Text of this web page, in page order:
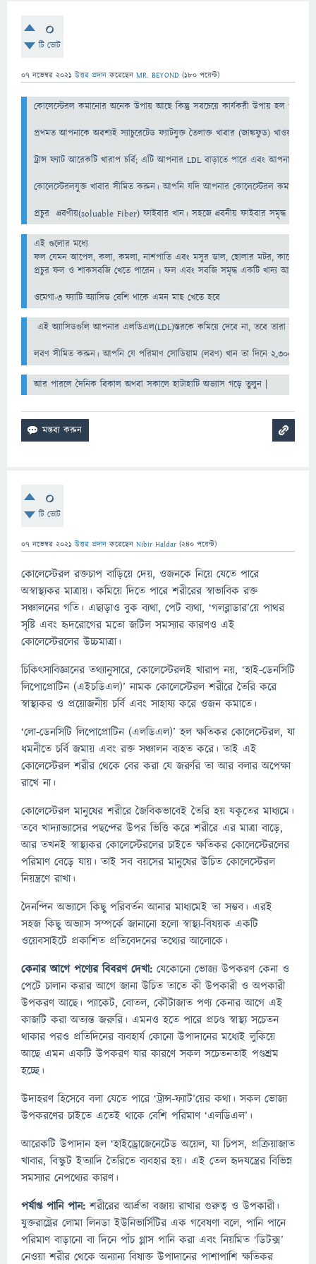
0
টি ভোট
07 নভেম্বর 2021 উত্তর প্রদান করেছেন MR. BEYOND (180 পয়েন্ট)
কোলেস্টেরল কমানোর অনেক উপায় আছে কিন্তু সবচেয়ে কার্যকরী উপায় হল
প্রথমত আপনাকে অবশ্যই স্যাচুরেটেড ফ্যাটযুক্ত তৈলাক্ত খাবার (জাঙ্কফুড) খাওয়া
ট্রান্স ফ্যাট আরেকটি খারাপ চর্বি; এটি আপনার LDL বাড়াতে পারে এবং আপনার
কোলেস্টেরলযুক্ত খাবার সীমিত করুন। আপনি যদি আপনার কোলেস্টেরল কমানোর
প্রচুর  দ্রবণীয়(soluable Fiber) ফাইবার খান। সহজে দ্রবনীয় ফাইবার সমৃদ্ধ
এই গুলোর মধ্যে
ফল যেমন আপেল, কলা, কমলা, নাশপাতি এবং মসুর ডাল, ছোলার মটর, কালো মটর
প্রচুর ফল ও শাকসবজি খেতে পারেন ৷ ফল এবং সবজি সমৃদ্ধ একটি খাদ্য আপনার
ওমেগা-৩ ফ্যাটি অ্যাসিড বেশি থাকে এমন মাছ খেতে হবে
এই অ্যাসিডগুলি আপনার এলডিএল(LDL)স্তরকে কমিয়ে দেবে না, তবে তারা
লবণ সীমিত করুন। আপনি যে পরিমাণ সোডিয়াম (লবণ) খান তা দিনে 2,300
আর পারলে দৈনিক বিকাল অথবা সকালে হাটাহাটি অভ্যাস গড়ে তুলুন |
0
টি ভোট
07 নভেম্বর 2021 উত্তর প্রদান করেছেন Nibir Haldar (240 পয়েন্ট)
কোলেস্টেরল রক্তচাপ বাড়িয়ে দেয়, ওজনকে নিয়ে যেতে পারে
অস্বাস্থ্যকর মাত্রায়। কমিয়ে দিতে পারে শরীরের স্বাভাবিক রক্ত
সঞ্চালনের গতি। এছাড়াও বুক ব্যথা, পেট ব্যথা, ‘গলব্লাডার’য়ে পাথর
সৃষ্টি এবং হৃদরোগের মতো জটিল সমস্যার কারণও এই
কোলেস্টেরলের উচ্চমাত্রা।
চিকিৎসাবিজ্ঞানের তথ্যানুসারে, কোলেস্টেরলই খারাপ নয়, ‘হাই-ডেনসিটি
লিপোপ্রোটিন (এইচডিএল)’ নামক কোলেস্টেরল শরীরে তৈরি করে
স্বাস্থ্যকর ও প্রয়োজনীয় চর্বি এবং সাহায্য করে ওজন কমাতে।
‘লো-ডেনসিটি লিপোপ্রোটিন (এলডিএল)’ হল ক্ষতিকর কোলেস্টেরল, যা
ধমনীতে চর্বি জমায় এবং রক্ত সঞ্চালন ব্যহত করে। তাই এই
কোলেস্টেরল শরীর থেকে বের করা যে জরুরি তা আর বলার অপেক্ষা
রাখে না।
কোলেস্টেরল মানুষের শরীরে জৈবিকভাবেই তৈরি হয় যকৃতের মাধ্যমে।
তবে খাদ্যাভ্যাসের পছন্দের উপর ভিত্তি করে শরীরে এর মাত্রা বাড়ে,
আর তখনই স্বাস্থ্যকর কোলেস্টেরলের চাইতে ক্ষতিকর কোলেস্টেরলের
পরিমাণ বেড়ে যায়। তাই সব বয়সের মানুষের উচিত কোলেস্টেরল
নিয়ন্ত্রণে রাখা।
দৈনন্দিন অভ্যাসে কিছু পরিবর্তন আনার মাধ্যমেই তা সম্ভব। এরই
সহজ কিছু অভ্যাস সম্পর্কে জানানো হলো স্বাস্থ্য-বিষয়ক একটি
ওয়েবসাইটে প্রকাশিত প্রতিবেদনের তথ্যের আলোকে।
কেনার আগে পণ্যের বিবরণ দেখা: যেকোনো ভোজ্য উপকরণ কেনা ও
পেটে চালান করার আগে জানা উচিত তাতে কী উপকারী ও অপকারী
উপকরণ আছে। প্যাকেট, বোতল, কৌটাজাত পণ্য কেনার আগে এই
কাজটি করা অত্যন্ত জরুরি। এমনও হতে পারে প্রচণ্ড স্বাস্থ্য সচেতন
থাকার পরও প্রতিদিনের ব্যবহার্য কোনো উপাদানের মধ্যেই লুকিয়ে
আছে এমন একটি উপকরণ যার কারণে সকল সচেতনতাই পণ্ডশ্রম
হচ্ছে।
উদাহরণ হিসেবে বলা যেতে পারে ‘ট্রান্স-ফ্যাট’য়ের কথা। সকল ভোজ্য
উপকরণের চাইতে এতেই থাকে বেশি পরিমাণ ‘এলডিএল’।
আরেকটি উপাদান হল ‘হাইড্রোজেনেটেড অয়েল, যা চিপস, প্রক্রিয়াজাত
খাবার, বিস্কুট ইত্যাদি তৈরিতে ব্যবহার হয়। এই তেল হৃদযন্ত্রের বিভিন্ন
সমস্যার নেপথ্যের কারণ।
পর্যাপ্ত পানি পান: শরীরের আর্দ্রতা বজায় রাখার গুরুত্ব ও উপকারী।
যুক্তরাষ্ট্রের লোমা লিনডা ইউনিভার্সিটির এক গবেষণা বলে, পানি পানে
পরিমাণ বাড়ানো বা দিনে পাঁচ গ্লাস পানি করা এবং নিয়মিত ‘ডিটক্স’
নেওয়া শরীর থেকে অন্যান্য বিষাক্ত উপাদানের পাশাপাশি ক্ষতিকর